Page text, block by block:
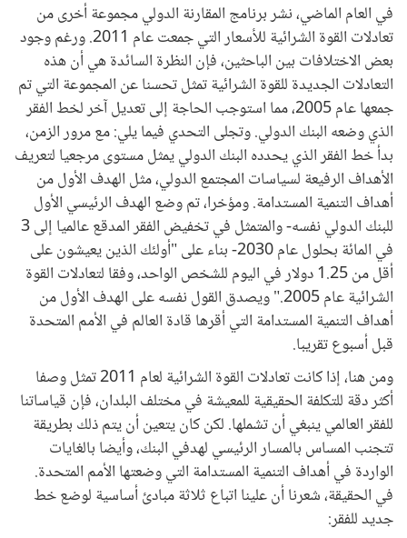
في العام الماضي، نشر برنامج المقارنة الدولي مجموعة أخرى من
تعادلات القوة الشرائية للأسعار التي جمعت عام 2011. ورغم وجود
بعض الاختلافات بين الباحثين، فإن النظرة السائدة هي أن هذه
التعادلات الجديدة للقوة الشرائية تمثل تحسنا عن المجموعة التي تم
جمعها عام 2005، مما استوجب الحاجة إلى تعديل آخر لخط الفقر
الذي وضعه البنك الدولي. وتجلى التحدي فيما يلي: مع مرور الزمن،
بدأ خط الفقر الذي يحدده البنك الدولي يمثل مستوى مرجعيا لتعريف
الأهداف الرفيعة لسياسات المجتمع الدولي، مثل الهدف الأول من
أهداف التنمية المستدامة. ومؤخرا، تم وضع الهدف الرئيسي الأول
للبنك الدولي نفسه- والمتمثل في تخفيض الفقر المدقع عالميا إلى 3
في المائة بحلول عام 2030- بناء على "أولئك الذين يعيشون على
أقل من 1.25 دولار في اليوم للشخص الواحد، وفقا لتعادلات القوة
الشرائية عام 2005." ويصدق القول نفسه على الهدف الأول من
أهداف التنمية المستدامة التي أقرها قادة العالم في الأمم المتحدة
قبل أسبوع تقريبا.
ومن هنا، إذا كانت تعادلات القوة الشرائية لعام 2011 تمثل وصفا
أكثر دقة للتكلفة الحقيقية للمعيشة في مختلف البلدان، فإن قياساتنا
للفقر العالمي ينبغي أن تشملها. لكن كان يتعين أن يتم ذلك بطريقة
تتجنب المساس بالمسار الرئيسي لهدفي البنك، وأيضا بالغايات
الواردة في أهداف التنمية المستدامة التي وضعتها الأمم المتحدة.
في الحقيقة، شعرنا أن علينا اتباع ثلاثة مبادئ أساسية لوضع خط
جديد للفقر: